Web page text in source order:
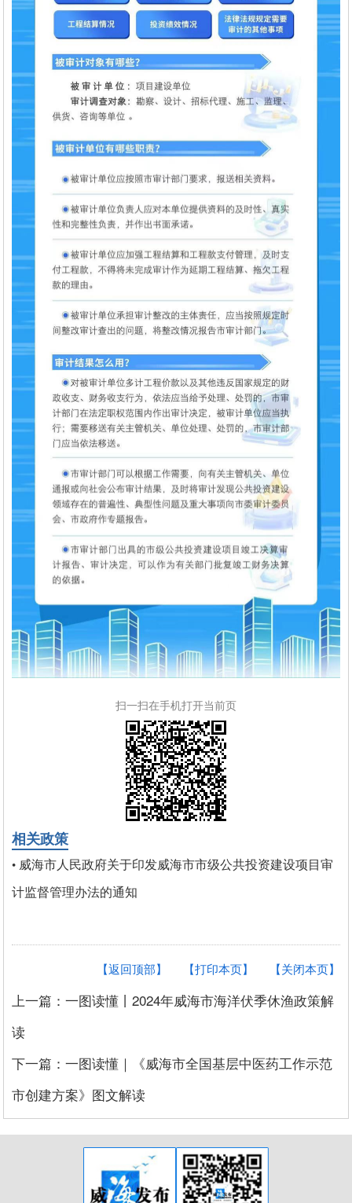
扫一扫在手机打开当前页
相关政策
• 威海市人民政府关于印发威海市市级公共投资建设项目审
计监督管理办法的通知
【关闭本页】
【打印本页】
【返回顶部】
上一篇：一图读懂丨2024年威海市海洋伏季休渔政策解
读
下一篇：一图读懂｜《威海市全国基层中医药工作示范
市创建方案》图文解读